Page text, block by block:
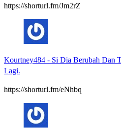
https://shorturl.fm/Jm2rZ
Kourtney484 - Si Dia Berubah Dan
Lagi.
https://shorturl.fm/eNhbq